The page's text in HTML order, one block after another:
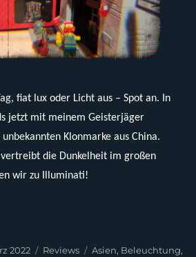
fiat lux oder Licht aus – Spot an. In
jetzt mit meinem Geisterjäger
Klonmarke aus China.
vertreibt die Dunkelheit im großen
wir zu Illuminati!
für Lego 75827 oder Klone)“
2022 Kategorien
Reviews Schlagwörter
Asien, Beleuchtung,